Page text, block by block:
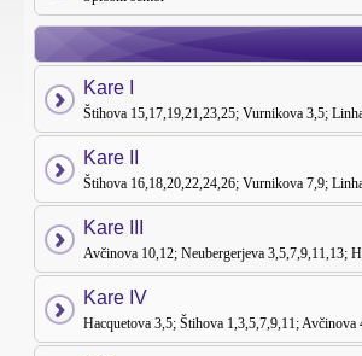
Kare I
Štihova 15,17,19,21,23,25; Vurnikova 3,5;
Kare II
Štihova 16,18,20,22,24,26; Vurnikova 7,9;
Kare III
Avčinova 10,12; Neubergerjeva 3,5,7,9,11,13;
Kare IV
Hacquetova 3,5; Štihova 1,3,5,7,9,11; Avčinova